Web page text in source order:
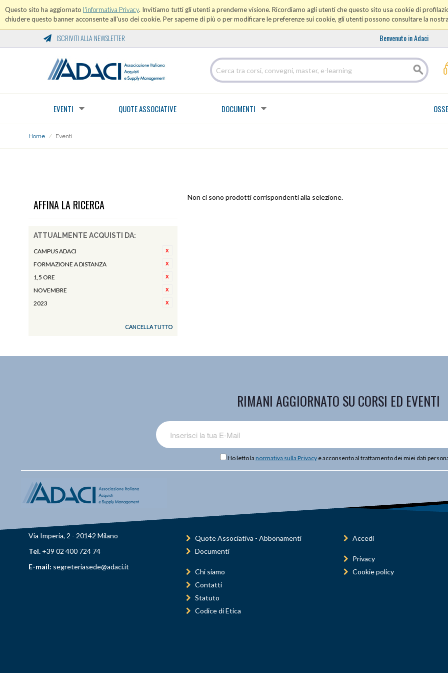
Questo sito ha aggiornato l'informativa Privacy. Invitiamo tutti gli utenti a prenderne visione. Ricordiamo agli utenti che questo sito usa cookie di
chiudere questo banner acconsente all'uso dei cookie. Per saperne di più o per modificare le preferenze sui cookie, gli utenti possono consultare la nostra
ISCRIVITI ALLA NEWSLETTER Benvenuto in Adaci
EVENTI QUOTE ASSOCIATIVE DOCUMENTI
Home / Eventi
AFFINA LA RICERCA
ATTUALMENTE ACQUISTI DA:
CAMPUS ADACI
FORMAZIONE A DISTANZA
1,5 ORE
NOVEMBRE
2023
CANCELLA TUTTO
Non ci sono prodotti corrispondenti alla selezione.
RIMANI AGGIORNATO SU CORSI ED EVENTI
Ho letto la normativa sulla Privacye acconsento al trattamento dei miei dati
Via Imperia, 2 - 20142 Milano
Tel. +39 02 400 724 74
E-mail: segreteriasede@adaci.it
Quote Associativa - Abbonamenti
Documenti
Chi siamo
Contatti
Statuto
Codice di Etica
Accedi
Privacy
Cookie policy